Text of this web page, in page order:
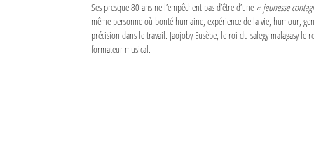
Ses presque 80 ans ne l’empêchent pas d’être d’une « jeunesse
même personne où bonté humaine, expérience de la vie, humour,
précision dans le travail. Jaojoby Eusèbe, le roi du salegy malagasy le
formateur musical.